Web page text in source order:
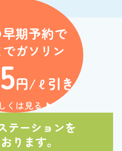
期予約で
ガソリン
円/ℓ引き
くは見る
テーションを
ります。